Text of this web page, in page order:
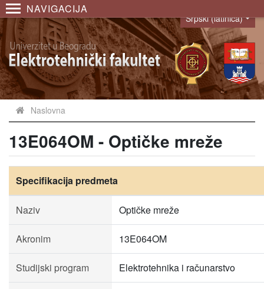
NAVIGACIJA
Language
Srpski (latinica)
Naslovna
13E064OM - Optičke mreže
Specifikacija predmeta
Naziv Optičke mreže
Akronim 13E064OM
Studijski program Elektrotehnika i računarstvo